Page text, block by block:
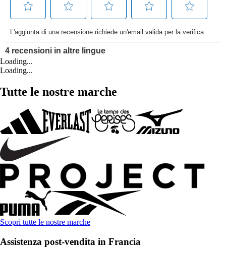
Loading...
Loading...
Tutte le nostre marche
Scopri tutte le nostre marche
Assistenza post-vendita in Francia